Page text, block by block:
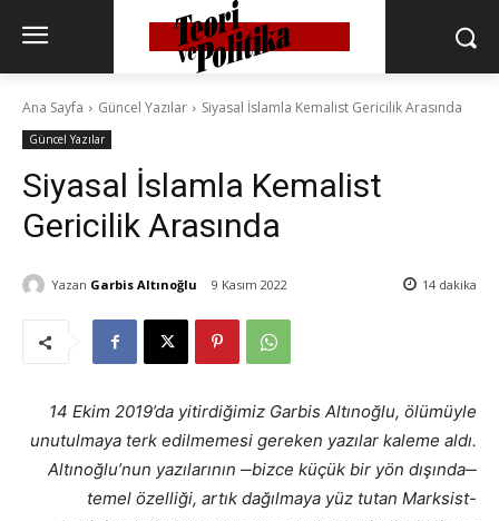
Ana Sayfa Güncel Yazılar Siyasal İslamla Kemalist Gericilik Arasında
Güncel Yazılar
Siyasal İslamla Kemalist
Gericilik Arasında
Yazan Garbis Altınoğlu 9 Kasım 2022 14 dakika
14 Ekim 2019’da yitirdiğimiz Garbis Altınoğlu, ölümüyle
unutulmaya terk edilmemesi gereken yazılar kaleme aldı.
Altınoğlu’nun yazılarının ‒bizce küçük bir yön dışında‒
temel özelliği, artık dağılmaya yüz tutan Marksist-